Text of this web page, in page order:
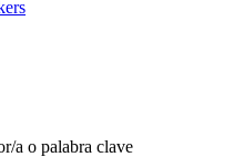
a o palabra clave